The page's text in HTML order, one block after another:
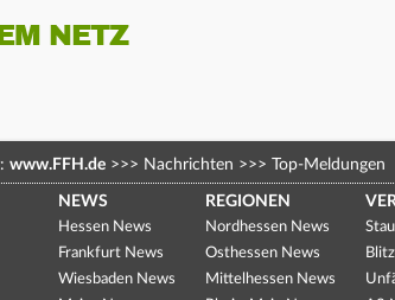
NETZ
www.FFH.de >>> Nachrichten >>> Top-Meldungen
NEWS
Hessen News
Frankfurt News
Wiesbaden News
REGIONEN
Nordhessen News
Osthessen News
Mittelhessen News